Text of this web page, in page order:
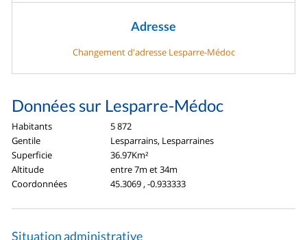
Adresse
Changement d'adresse Lesparre-Médoc
Données sur Lesparre-Médoc
Habitants
5 872
Gentile
Lesparrains, Lesparraines
Superficie
36.97Km²
Altitude
entre 7m et 34m
Coordonnées
45.3069 , -0.933333
Situation administrative